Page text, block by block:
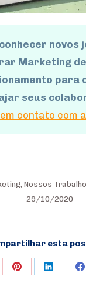
novos
Marketing de
para
seus
contato com
, Nossos
29/10/2020
esta
Share Share